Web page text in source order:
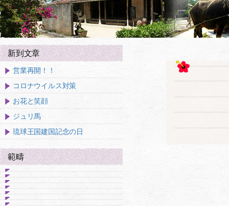
新到文章
営業再開！！
コロナウイルス対策
お花と笑顔
ジュリ馬
琉球王国建国記念の日
範疇